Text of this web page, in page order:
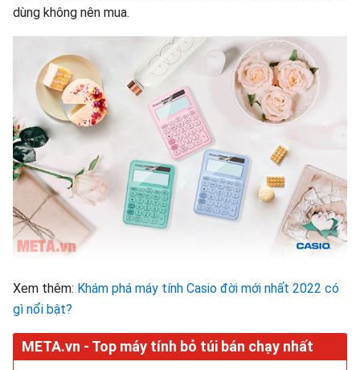
dùng không nên mua.
Xem thêm: Khám phá máy tính Casio đời mới nhất 2022 có
gì nổi bật?